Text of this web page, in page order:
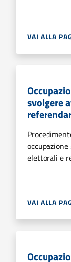
VAI ALLA
svolgere
elettorali e
VAI ALLA